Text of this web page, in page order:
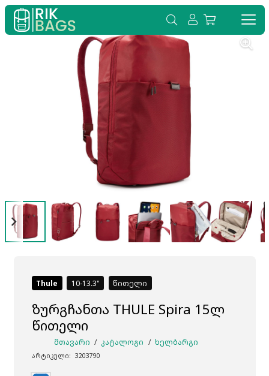
Thule 10-13.3 წითელი
ზურგჩანთა THULE Spira 15ლ
წითელი
ᲛᲗᲐᲕᲐᲠᲘ / ᲙᲐᲢᲐᲚᲝᲒᲘ / ᲮᲔᲚᲑᲐᲠᲒᲘ
არტიკული: 3203790